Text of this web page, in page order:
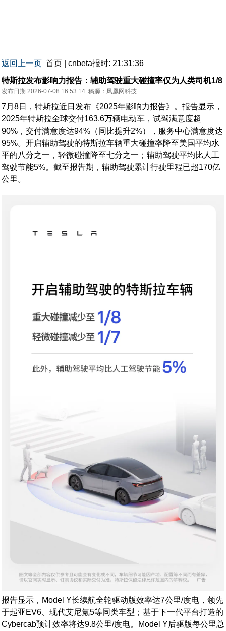
返回上一页 首页 | cnbeta报时: 21:31:36
特斯拉发布影响力报告：辅助驾驶重大碰撞率仅为人类司机1/8
发布日期:2026-07-08 16:53:14 稿源： 凤凰网科技
7月8日，特斯拉近日发布《2025年影响力报告》。报告显示，
2025年特斯拉全球交付163.6万辆电动车，试驾满意度超
90%，交付满意度达94%（同比提升2%），服务中心满意度达
95%。开启辅助驾驶的特斯拉车辆重大碰撞率降至美国平均水
平的八分之一，轻微碰撞降至七分之一；辅助驾驶平均比人工
驾驶节能5%。截至报告期，辅助驾驶累计行驶里程已超170亿
公里。
报告显示，Model Y长续航全轮驱动版效率达7公里/度电，领先
于起亚EV6、现代艾尼氪5等同类车型；基于下一代平台打造的
Cybercab预计效率将达9.8公里/度电。Model Y后驱版每公里总